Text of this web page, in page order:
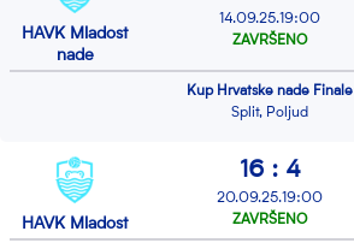
Kup Hrvatske nade Finale
Split, Poljud
HAVK Mladost
nade
14.09.25.19:00
ZAVRŠENO
HAVK Mladost
16 : 4
20.09.25.19:00
ZAVRŠENO